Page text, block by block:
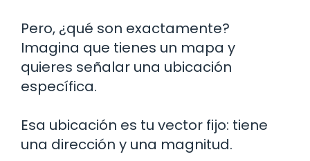
Pero, ¿qué son exactamente?
Imagina que tienes un mapa y
quieres señalar una ubicación
específica.
Esa ubicación es tu vector fijo: tiene
una dirección y una magnitud.